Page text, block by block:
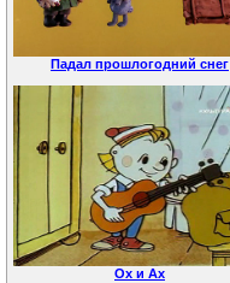
Падал прошлогодний снег
Ох и Ах